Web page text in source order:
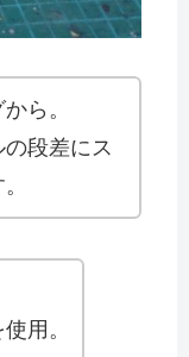
ら。
段差にス
用。